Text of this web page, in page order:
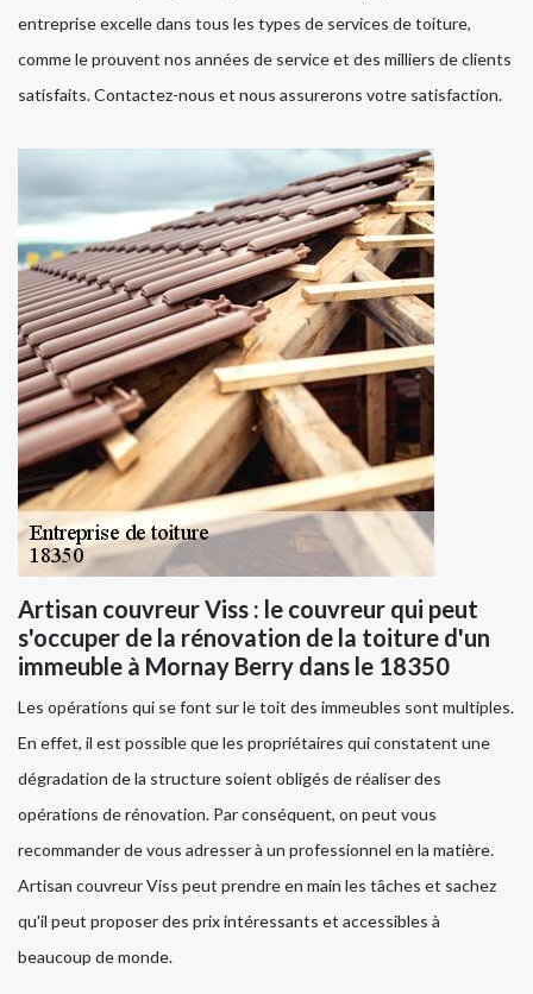
entreprise excelle dans tous les types de services de toiture,
comme le prouvent nos années de service et des milliers de clients
satisfaits. Contactez-nous et nous assurerons votre satisfaction.
Artisan couvreur Viss : le couvreur qui peut
s'occuper de la rénovation de la toiture d'un
immeuble à Mornay Berry dans le 18350
Les opérations qui se font sur le toit des immeubles sont multiples.
En effet, il est possible que les propriétaires qui constatent une
dégradation de la structure soient obligés de réaliser des
opérations de rénovation. Par conséquent, on peut vous
recommander de vous adresser à un professionnel en la matière.
Artisan couvreur Viss peut prendre en main les tâches et sachez
qu'il peut proposer des prix intéressants et accessibles à
beaucoup de monde.